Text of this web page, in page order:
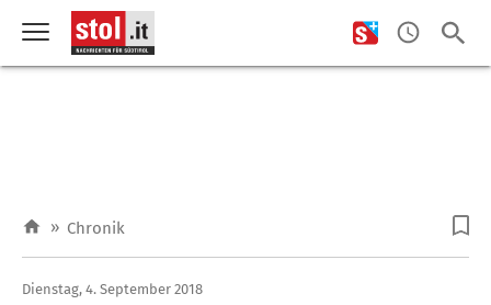
» Chronik
Dienstag, 4. September 2018